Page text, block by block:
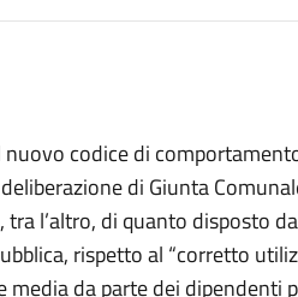
codice di
di Giunta
l’altro, di quanto disposto
rispetto al “corretto
da parte dei dipendenti